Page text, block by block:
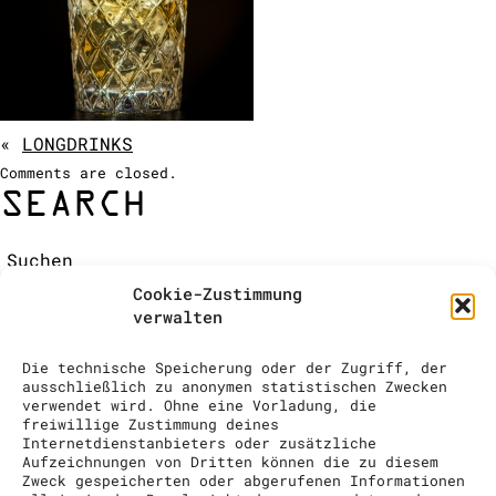
Cookie-Zustimmung
verwalten
Die technische Speicherung oder der Zugriff, der
ausschließlich zu anonymen statistischen Zwecken
verwendet wird. Ohne eine Vorladung, die
freiwillige Zustimmung deines
Internetdienstanbieters oder zusätzliche
Aufzeichnungen von Dritten können die zu diesem
Zweck gespeicherten oder abgerufenen Informationen
ÉQUIPE / CONTACT
COCKTAIL SHOW
DEMANDE DE RENSEIGNEMENTS
« LONGDRINKS
Comments are closed.
SEARCH
RECENT COMMENTS
ARCHIVES
CATEGORIES
No categories
META
Log in
Entries feed
Comments feed
WordPress.org